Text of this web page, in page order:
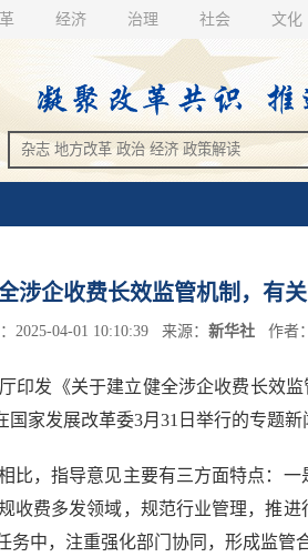
经济 治理 社会 文化
涉企收费长效监管机制，有
2025-04-01 10:10:39 来源： 新华社 作者：
发《关于建立健全涉企收费长效监
家发展改革委3月31日举行的专题
，指导意见主要有三方面特点：一
费多发领域，规范行业管理，推
中，注重强化部门协同，形成监管